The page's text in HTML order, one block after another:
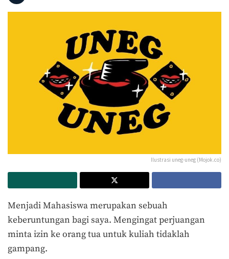
Ilustrasi uneg-uneg (Mojok.co)
Menjadi Mahasiswa merupakan sebuah
keberuntungan bagi saya. Mengingat perjuangan
minta izin ke orang tua untuk kuliah tidaklah
gampang.